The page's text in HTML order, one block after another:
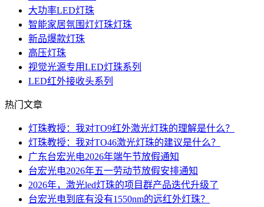
大功率LED灯珠
智能家居氛围灯灯珠灯珠
新品爆款灯珠
高压灯珠
视觉光源专用LED灯珠系列
LED红外接收头系列
热门文章
灯珠教授：我对TO9红外激光灯珠的理解是什么？
灯珠教授：我对TO46激光灯珠的建议是什么？
广东台宏光电2026年端午节放假通知
台宏光电2026年五一劳动节放假安排通知
2026年，激光led灯珠的项目群产品迭代升级了
台宏光电到底有没有1550nm的远红外灯珠？